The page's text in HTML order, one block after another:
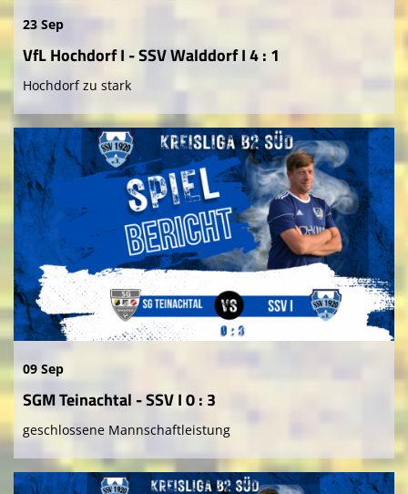
23 Sep
VfL Hochdorf I - SSV Walddorf I 4 : 1
Hochdorf zu stark
09 Sep
SGM Teinachtal - SSV I 0 : 3
geschlossene Mannschaftleistung